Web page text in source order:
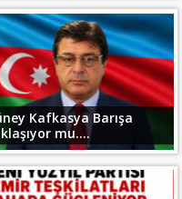
Kafkasya Barışa
mu....